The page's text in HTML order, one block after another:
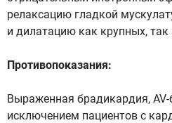
релаксацию гладкой
и дилатацию как крупных, так
Противопоказания:
Выраженная брадикардия, AV-
исключением пациентов с